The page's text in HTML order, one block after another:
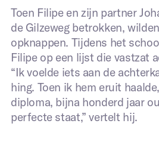
Toen Filipe en zijn partner
de Gilzeweg betrokken,
opknappen. Tijdens het
Filipe op een lijst die vastzat
“Ik voelde iets aan de
hing. Toen ik hem eruit
diploma, bijna honderd jaar
perfecte staat,” vertelt hij.
woonruimte?
Bezoek dan onze
Volledige naam *
Uw e-mailadres *